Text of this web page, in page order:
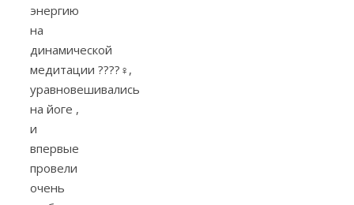
энергию
на
динамической
медитации ????‍♀️ ,
уравновешивались
на йоге ,
и
впервые
провели
очень